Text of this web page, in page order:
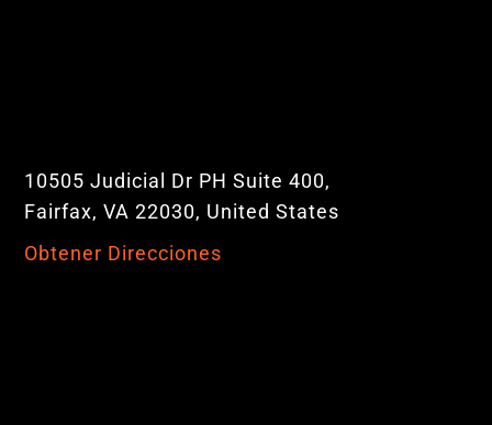
10505 Judicial Dr PH Suite 400,
Fairfax, VA 22030, United States
Obtener Direcciones